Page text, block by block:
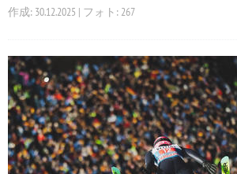
作成: 30.12.2025 | フォト: 267